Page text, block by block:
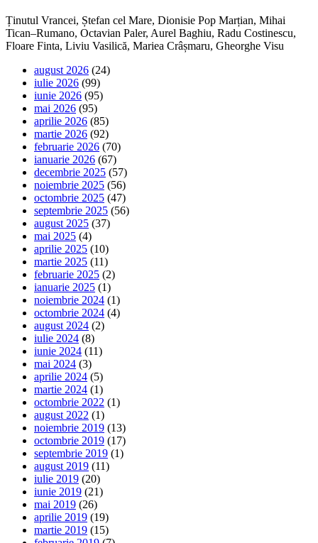
Ținutul Vrancei, Ștefan cel Mare, Dionisie Pop Marțian, Mihai
Tican–Rumano, Octavian Paler, Aurel Baghiu, Radu Costinescu,
Floare Finta, Liviu Vasilică, Mariea Crâșmaru, Gheorghe Visu
august 2026 (24)
iulie 2026 (99)
iunie 2026 (95)
mai 2026 (95)
aprilie 2026 (85)
martie 2026 (92)
februarie 2026 (70)
ianuarie 2026 (67)
decembrie 2025 (57)
noiembrie 2025 (56)
octombrie 2025 (47)
septembrie 2025 (56)
august 2025 (37)
mai 2025 (4)
aprilie 2025 (10)
martie 2025 (11)
februarie 2025 (2)
ianuarie 2025 (1)
noiembrie 2024 (1)
octombrie 2024 (4)
august 2024 (2)
iulie 2024 (8)
iunie 2024 (11)
mai 2024 (3)
aprilie 2024 (5)
martie 2024 (1)
octombrie 2022 (1)
august 2022 (1)
noiembrie 2019 (13)
octombrie 2019 (17)
septembrie 2019 (1)
august 2019 (11)
iulie 2019 (20)
iunie 2019 (21)
mai 2019 (26)
aprilie 2019 (19)
martie 2019 (15)